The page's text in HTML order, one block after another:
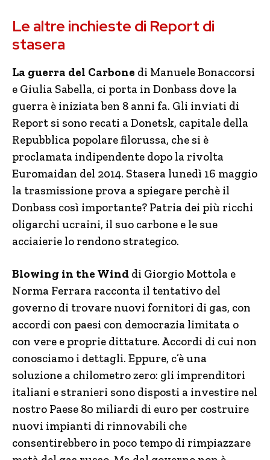
Le altre inchieste di Report di
stasera
La guerra del Carbone di Manuele Bonaccorsi
e Giulia Sabella, ci porta in Donbass dove la
guerra è iniziata ben 8 anni fa. Gli inviati di
Report si sono recati a Donetsk, capitale della
Repubblica popolare filorussa, che si è
proclamata indipendente dopo la rivolta
Euromaidan del 2014. Stasera lunedì 16 maggio
la trasmissione prova a spiegare perchè il
Donbass così importante? Patria dei più ricchi
oligarchi ucraini, il suo carbone e le sue
acciaierie lo rendono strategico.
Blowing in the Wind di Giorgio Mottola e
Norma Ferrara racconta il tentativo del
governo di trovare nuovi fornitori di gas, con
accordi con paesi con democrazia limitata o
con vere e proprie dittature. Accordi di cui non
conosciamo i dettagli. Eppure, c’è una
soluzione a chilometro zero: gli imprenditori
italiani e stranieri sono disposti a investire nel
nostro Paese 80 miliardi di euro per costruire
nuovi impianti di rinnovabili che
consentirebbero in poco tempo di rimpiazzare